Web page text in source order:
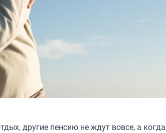
другие пенсию не ждут вовсе, а